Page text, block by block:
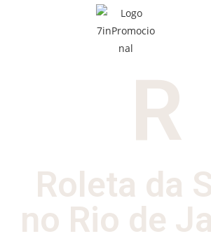
R
Roleta da
no Rio de